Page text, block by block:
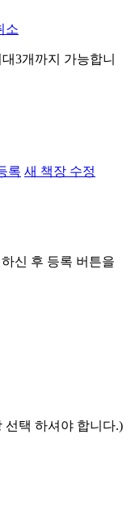
소
3개까지 가능합니
록 새 책장 수정
신 후 등록 버튼을
선택 하셔야 합니다.)